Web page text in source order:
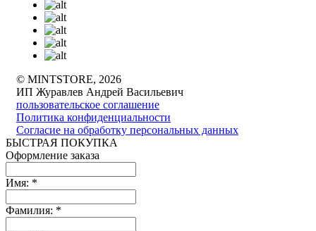
© MINTSTORE, 2026
ИП Журавлев Андрей Васильевич
пользовательское соглашение
Политика конфиденциальности
Согласие на обработку персональных данных
БЫСТРАЯ ПОКУПКА
Оформление заказа
Имя: *
Фамилия: *